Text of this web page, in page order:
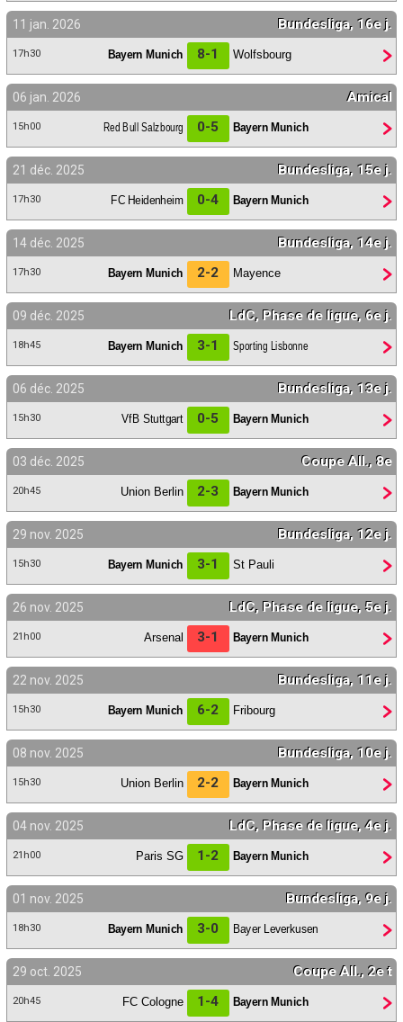
11 jan. 2026 Bundesliga, 16e j.
17h30 Bayern Munich 8-1 Wolfsbourg
06 jan. 2026 Amical
15h00 Red Bull Salzbourg 0-5 Bayern Munich
21 déc. 2025 Bundesliga, 15e j.
17h30 FC Heidenheim 0-4 Bayern Munich
14 déc. 2025 Bundesliga, 14e j.
17h30 Bayern Munich 2-2 Mayence
09 déc. 2025 LdC, Phase de ligue, 6e j.
18h45 Bayern Munich 3-1 Sporting Lisbonne
06 déc. 2025 Bundesliga, 13e j.
15h30 VfB Stuttgart 0-5 Bayern Munich
03 déc. 2025 Coupe All., 8e
20h45 Union Berlin 2-3 Bayern Munich
29 nov. 2025 Bundesliga, 12e j.
15h30 Bayern Munich 3-1 St Pauli
26 nov. 2025 LdC, Phase de ligue, 5e j.
21h00 Arsenal 3-1 Bayern Munich
22 nov. 2025 Bundesliga, 11e j.
15h30 Bayern Munich 6-2 Fribourg
08 nov. 2025 Bundesliga, 10e j.
15h30 Union Berlin 2-2 Bayern Munich
04 nov. 2025 LdC, Phase de ligue, 4e j.
21h00 Paris SG 1-2 Bayern Munich
01 nov. 2025 Bundesliga, 9e j.
18h30 Bayern Munich 3-0 Bayer Leverkusen
29 oct. 2025 Coupe All., 2e t
20h45 FC Cologne 1-4 Bayern Munich